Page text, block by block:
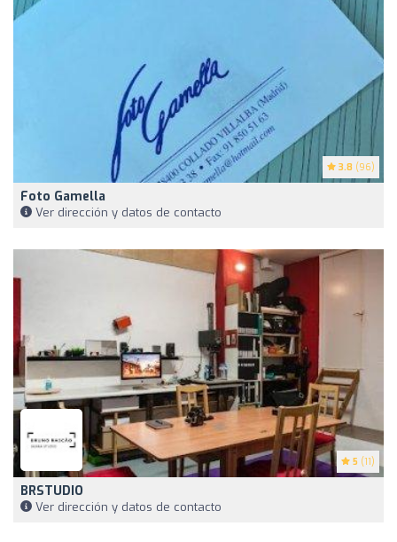
3.8 (96)
Foto Gamella
Ver dirección y datos de contacto
5 (11)
BRSTUDIO
Ver dirección y datos de contacto